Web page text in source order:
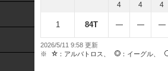
4
4 4
1 84T
2026/5/11 9:58
：アルバトロス、
：イーグル、